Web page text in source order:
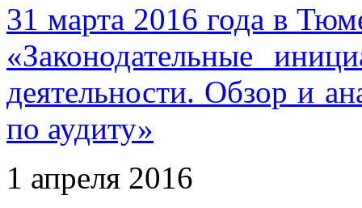
31 марта 2016 года в
«Законодательные
деятельности. Обзор и
по аудиту»
1 апреля 2016